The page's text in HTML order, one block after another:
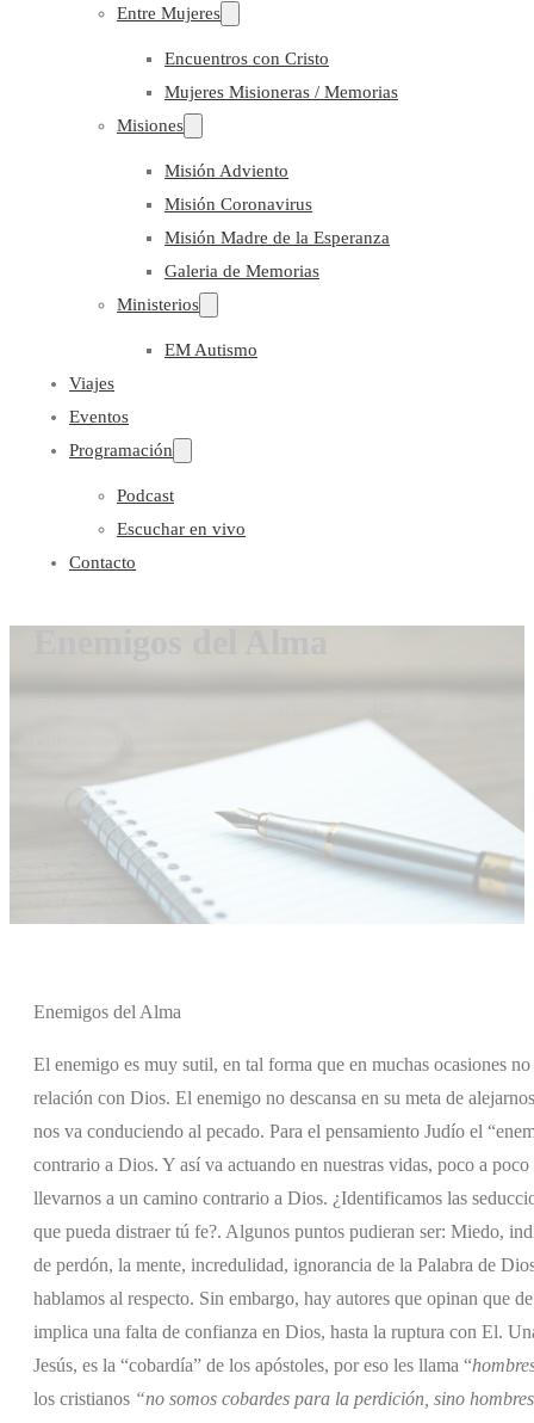
Entre Mujeres
Encuentros con Cristo
Mujeres Misioneras / Memorias
Misiones
Misión Adviento
Misión Coronavirus
Misión Madre de la Esperanza
Galeria de Memorias
Ministerios
EM Autismo
Viajes
Eventos
Programación
Podcast
Escuchar en vivo
Contacto
Enemigos del Alma
El enemigo es muy sutil, en tal forma que en muchas ocasiones
relación con Dios. El enemigo no descansa en su meta de
nos va conduciendo al pecado. Para el pensamiento Judío el
contrario a Dios. Y así va actuando en nuestras vidas, poco a
llevarnos a un camino contrario a Dios. ¿Identificamos las
que pueda distraer tú fe?. Algunos puntos pudieran ser: Miedo,
de perdón, la mente, incredulidad, ignorancia de la Palabra de
hablamos al respecto. Sin embargo, hay autores que opinan que
implica una falta de confianza en Dios, hasta la ruptura con El.
Jesús, es la “cobardía” de los apóstoles, por eso les llama “
los cristianos “no somos cobardes para la perdición, sino